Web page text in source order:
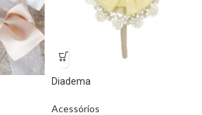
Diadema
Acessórios